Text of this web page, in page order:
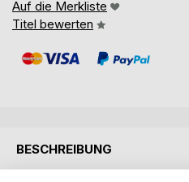
Auf die Merkliste
Titel bewerten
BESCHREIBUNG